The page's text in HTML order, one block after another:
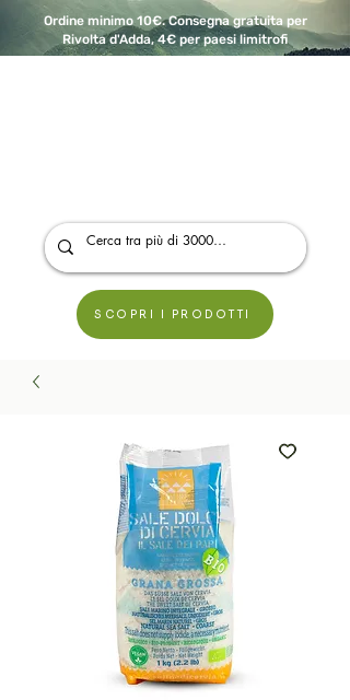
Ordine minimo 10€. Consegna gratuita per
Rivolta d'Adda, 4€ per paesi limitrofi
SCOPRI I PRODOTTI